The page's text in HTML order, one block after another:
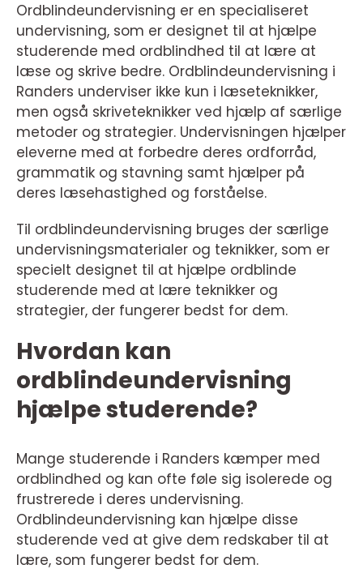
Ordblindeundervisning er en specialiseret
undervisning, som er designet til at hjælpe
studerende med ordblindhed til at lære at
læse og skrive bedre. Ordblindeundervisning i
Randers underviser ikke kun i læseteknikker,
men også skriveteknikker ved hjælp af særlige
metoder og strategier. Undervisningen hjælper
eleverne med at forbedre deres ordforråd,
grammatik og stavning samt hjælper på
deres læsehastighed og forståelse.
Til ordblindeundervisning bruges der særlige
undervisningsmaterialer og teknikker, som er
specielt designet til at hjælpe ordblinde
studerende med at lære teknikker og
strategier, der fungerer bedst for dem.
Hvordan kan
ordblindeundervisning
hjælpe studerende?
Mange studerende i Randers kæmper med
ordblindhed og kan ofte føle sig isolerede og
frustrerede i deres undervisning.
Ordblindeundervisning kan hjælpe disse
studerende ved at give dem redskaber til at
lære, som fungerer bedst for dem.